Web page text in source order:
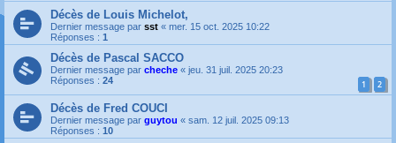
Décès de Louis Michelot,
Dernier message par sst « mer. 15 oct. 2025 10:22
Réponses : 1
Décès de Pascal SACCO
Dernier message par cheche « jeu. 31 juil. 2025 20:23
Réponses : 24 1 2
Décès de Fred COUCI
Dernier message par guytou « sam. 12 juil. 2025 09:13
Réponses : 10